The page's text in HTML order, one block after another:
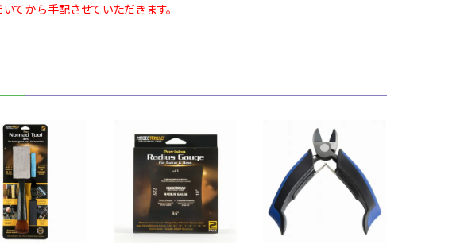
てから手配させていただきます。